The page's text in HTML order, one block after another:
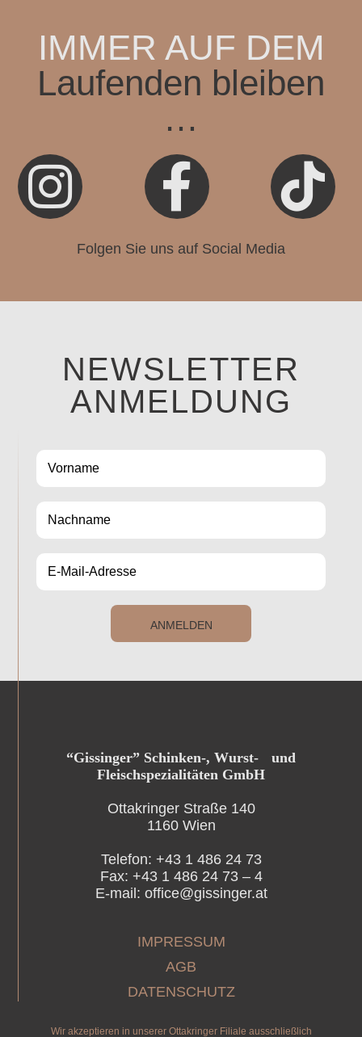
IMMER AUF DEM
Laufenden bleiben
…
  
Folgen Sie uns auf Social Media
NEWSLETTER
ANMELDUNG
ANMELDEN
“Gissinger” Schinken-, Wurst- und
Fleischspezialitäten GmbH
Ottakringer Straße 140
1160 Wien
Telefon: +43 1 486 24 73
Fax: +43 1 486 24 73 – 4
E-mail: office@gissinger.at
IMPRESSUM
AGB
DATENSCHUTZ
Wir akzeptieren in unserer Ottakringer Filiale ausschließlich